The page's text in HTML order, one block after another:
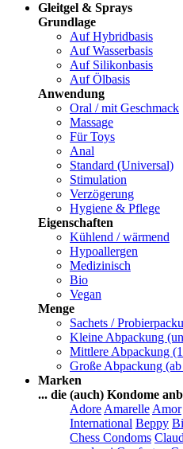
Gleitgel & Sprays
Grundlage
Auf Hybridbasis
Auf Wasserbasis
Auf Silikonbasis
Auf Ölbasis
Anwendung
Oral / mit Geschmack
Massage
Für Toys
Anal
Standard (Universal)
Stimulation
Verzögerung
Hygiene & Pflege
Eigenschaften
Kühlend / wärmend
Hypoallergen
Medizinisch
Bio
Vegan
Menge
Sachets /
Kleine Abpackung
Mittlere Abpackung
Große Abpackung
Marken
... die (auch) Kondome
Adore Amarelle Amor
International Beppy
Chess Condoms